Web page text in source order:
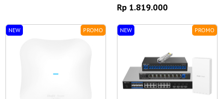
Rp 1.819.000
NEW PROMO NEW PROMO